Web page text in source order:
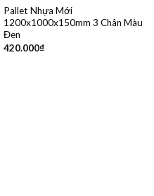
Pallet Nhựa Mới
1200x1000x150mm 3 Chân Màu
Đen
420.000₫